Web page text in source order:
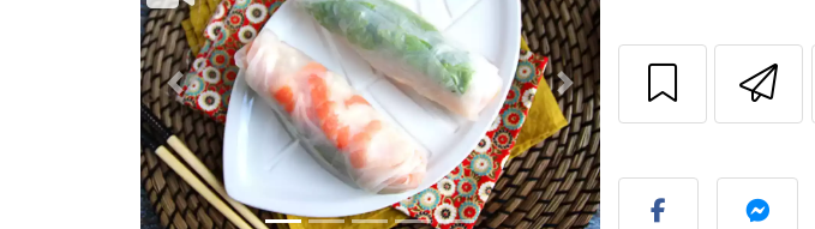
Anterior Siguiente